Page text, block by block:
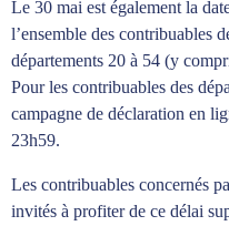
Le 30 mai est également la
l’ensemble des contribuables
départements 20 à 54 (y
Pour les contribuables des
campagne de déclaration en
23h59.
Les contribuables concernés
invités à profiter de ce délai